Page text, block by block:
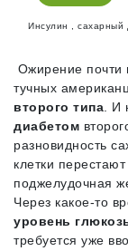
Инсулин сахарный
Ожирение почти
тучных
второго типа .
диабетом
разновидность
клетки
поджелудочная
Через какое-то
уровень
требуется уже